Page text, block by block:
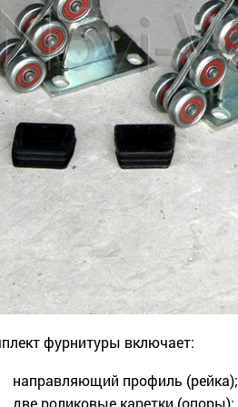
фурнитуры включает:
направляющий профиль (рейка);
две роликовые каретки (опоры);